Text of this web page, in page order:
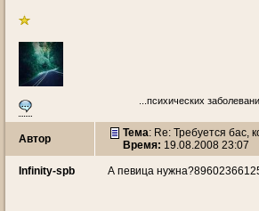
...психических
Автор Тема: Re: Требуется бас,
Время: 19.08.2008 23:07
Infinity-spb А певица